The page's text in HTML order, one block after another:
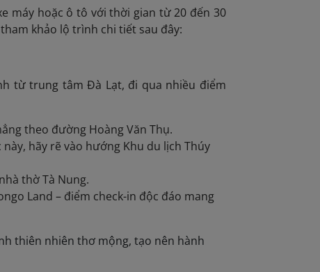
máy hoặc ô tô với thời gian từ 20 đến 30
khảo lộ trình chi tiết sau đây:
từ trung tâm Đà Lạt, đi qua nhiều điểm
theo đường Hoàng Văn Thụ.
hãy rẽ vào hướng Khu du lịch Thúy
thờ Tà Nung.
Land – điểm check-in độc đáo mang